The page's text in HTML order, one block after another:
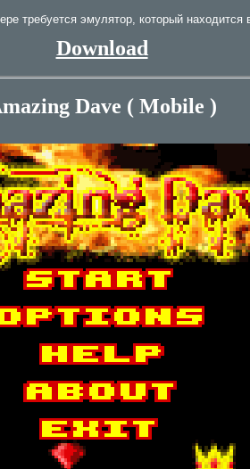
требуется эмулятор, который находится
Download
Dave ( Mobile )